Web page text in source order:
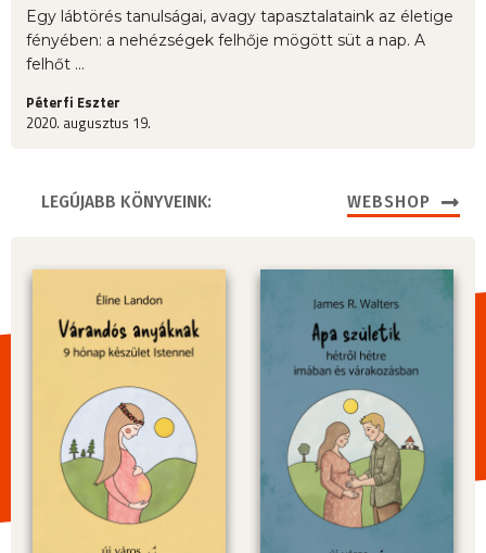
Egy lábtörés tanulságai, avagy tapasztalataink az életige
fényében: a nehézségek felhője mögött süt a nap. A
felhőt ...
Péterfi Eszter
2020. augusztus 19.
LEGÚJABB KÖNYVEINK: WEBSHOP